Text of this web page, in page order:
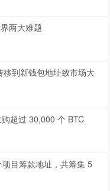
两大难题
到新钱包地址致市场大
超过 30,000 个 BTC
目筹款地址，共筹集 5